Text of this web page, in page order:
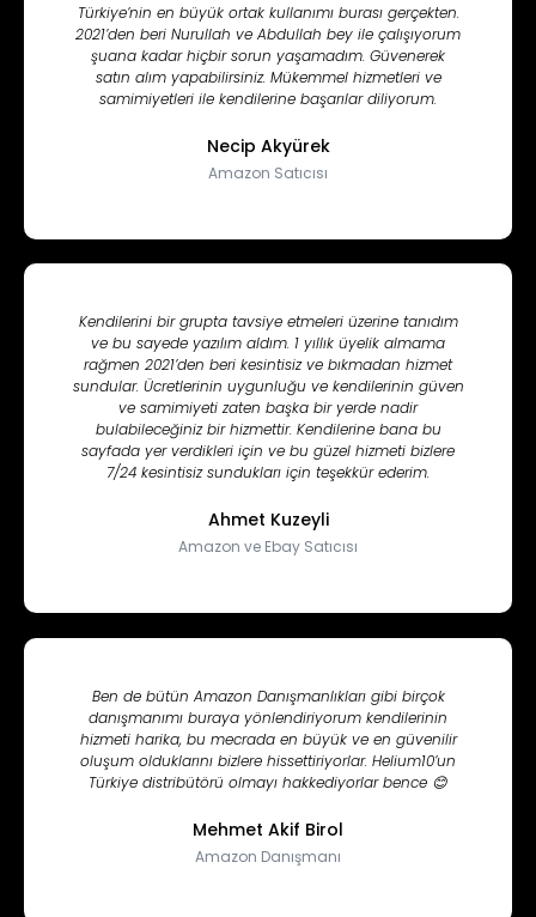
Türkiye’nin en büyük ortak kullanımı burası gerçekten.
2021’den beri Nurullah ve Abdullah bey ile çalışıyorum
şuana kadar hiçbir sorun yaşamadım. Güvenerek
satın alım yapabilirsiniz. Mükemmel hizmetleri ve
samimiyetleri ile kendilerine başarılar diliyorum.
Necip Akyürek
Amazon Satıcısı
Kendilerini bir grupta tavsiye etmeleri üzerine tanıdım
ve bu sayede yazılım aldım. 1 yıllık üyelik almama
rağmen 2021’den beri kesintisiz ve bıkmadan hizmet
sundular. Ücretlerinin uygunluğu ve kendilerinin güven
ve samimiyeti zaten başka bir yerde nadir
bulabileceğiniz bir hizmettir. Kendilerine bana bu
sayfada yer verdikleri için ve bu güzel hizmeti bizlere
7/24 kesintisiz sundukları için teşekkür ederim.
Ahmet Kuzeyli
Amazon ve Ebay Satıcısı
Ben de bütün Amazon Danışmanlıkları gibi birçok
danışmanımı buraya yönlendiriyorum kendilerinin
hizmeti harika, bu mecrada en büyük ve en güvenilir
oluşum olduklarını bizlere hissettiriyorlar. Helium10’un
Türkiye distribütörü olmayı hakkediyorlar bence 😊
Mehmet Akif Birol
Amazon Danışmanı